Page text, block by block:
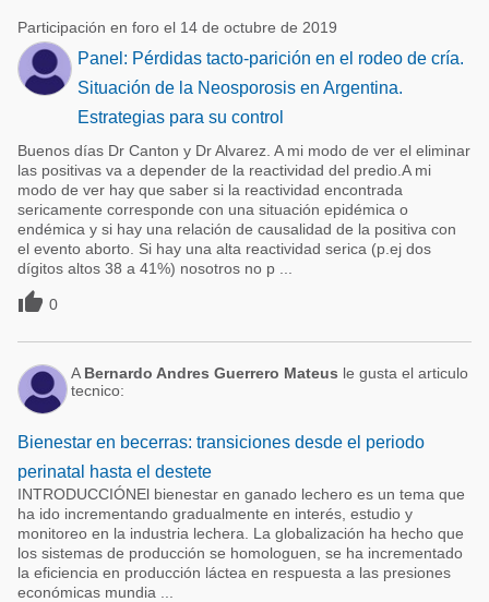
Participación en foro el 14 de octubre de 2019
Panel: Pérdidas tacto-parición en el rodeo de cría.
Situación de la Neosporosis en Argentina.
Estrategias para su control
Buenos días Dr Canton y Dr Alvarez. A mi modo de ver el eliminar
las positivas va a depender de la reactividad del predio.A mi
modo de ver hay que saber si la reactividad encontrada
sericamente corresponde con una situación epidémica o
endémica y si hay una relación de causalidad de la positiva con
el evento aborto. Si hay una alta reactividad serica (p.ej dos
dígitos altos 38 a 41%) nosotros no p ...
 0
A Bernardo Andres Guerrero Mateus le gusta el articulo
tecnico:
Bienestar en becerras: transiciones desde el periodo
perinatal hasta el destete
INTRODUCCIÓNEl bienestar en ganado lechero es un tema que
ha ido incrementando gradualmente en interés, estudio y
monitoreo en la industria lechera. La globalización ha hecho que
los sistemas de producción se homologuen, se ha incrementado
la eficiencia en producción láctea en respuesta a las presiones
económicas mundia ...